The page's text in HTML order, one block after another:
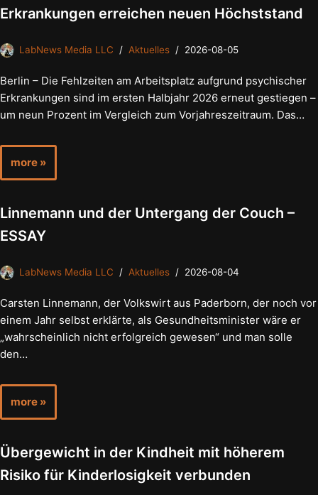
Erkrankungen erreichen neuen Höchststand
LabNews Media LLC Aktuelles 2026-08-05
Berlin – Die Fehlzeiten am Arbeitsplatz aufgrund psychischer
Erkrankungen sind im ersten Halbjahr 2026 erneut gestiegen –
um neun Prozent im Vergleich zum Vorjahreszeitraum. Das…
more »
Linnemann und der Untergang der Couch –
ESSAY
LabNews Media LLC Aktuelles 2026-08-04
Carsten Linnemann, der Volkswirt aus Paderborn, der noch vor
einem Jahr selbst erklärte, als Gesundheitsminister wäre er
„wahrscheinlich nicht erfolgreich gewesen“ und man solle
den…
more »
Übergewicht in der Kindheit mit höherem
Risiko für Kinderlosigkeit verbunden